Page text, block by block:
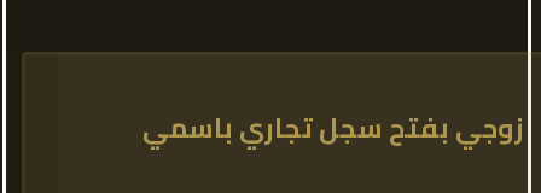
زوجي بفتح سجل تجاري باسمي